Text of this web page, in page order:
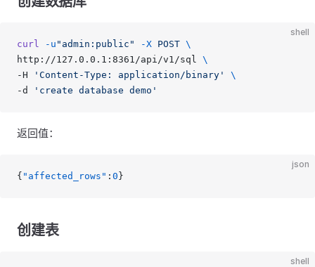
shell
curl -u "admin:public" -X POST \
http://127.0.0.1:8361/api/v1/sql \
-H
'Content-Type: application/binary'
\
-d
'create database demo'
返回值：
json
{ "affected_rows" : 0 }
创建表
shell